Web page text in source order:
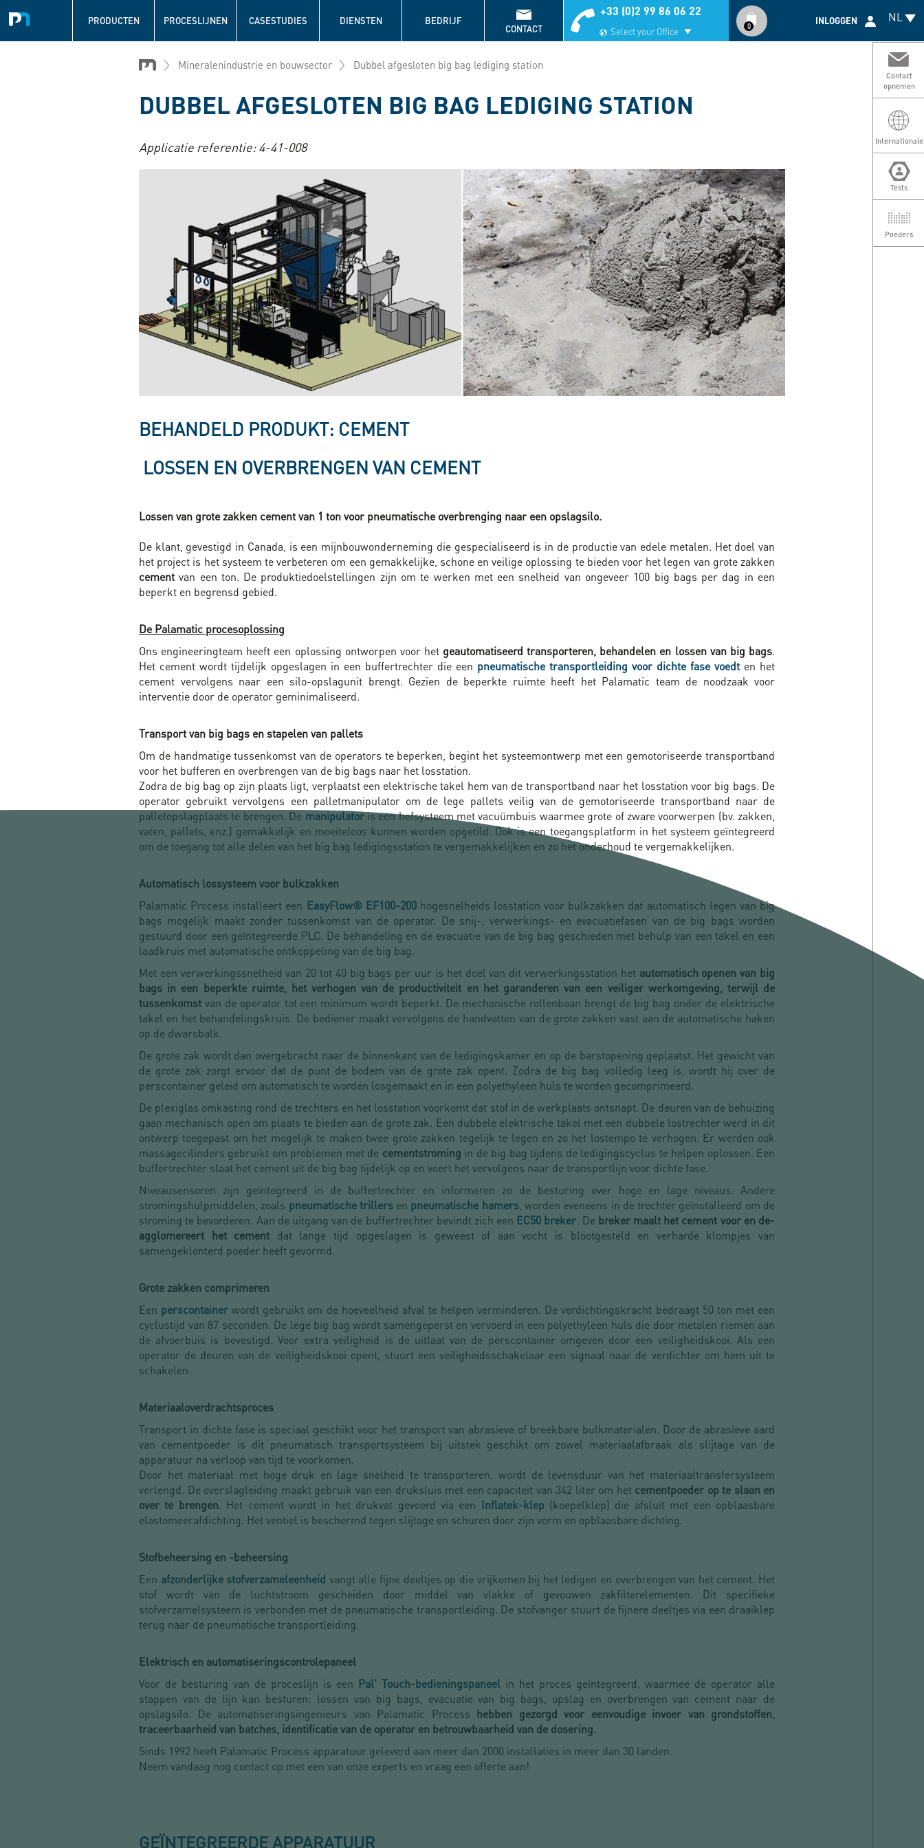
NL
principale
PRODUCTEN PROCESLIJNEN CASESTUDIES DIENSTEN BEDRIJF
CONTACT
+33 (0)2 99 86 06 22
Select your Office 0
utilisateur
INLOGGEN
Contact
opnemen
Internationale
Tests
Poeders
Mineralenindustrie en bouwsector Dubbel afgesloten big bag lediging station
DUBBEL AFGESLOTEN BIG BAG LEDIGING STATION
Applicatie referentie: 4-41-008
BEHANDELD PRODUKT: CEMENT
LOSSEN EN OVERBRENGEN VAN CEMENT
Lossen van grote zakken cement van 1 ton voor pneumatische overbrenging naar een opslagsilo.
De klant, gevestigd in Canada, is een mijnbouwonderneming die gespecialiseerd is in de productie van edele metalen. Het doel van
het project is het systeem te verbeteren om een gemakkelijke, schone en veilige oplossing te bieden voor het legen van grote zakken
cement van een ton. De produktiedoelstellingen zijn om te werken met een snelheid van ongeveer 100 big bags per dag in een
beperkt en begrensd gebied.
De Palamatic procesoplossing
Ons engineeringteam heeft een oplossing ontworpen voor het geautomatiseerd transporteren, behandelen en lossen van big bags.
Het cement wordt tijdelijk opgeslagen in een buffertrechter die een pneumatische transportleiding voor dichte fase voedten het
cement vervolgens naar een silo-opslagunit brengt. Gezien de beperkte ruimte heeft het Palamatic team de noodzaak voor
interventie door de operator geminimaliseerd.
Transport van big bags en stapelen van pallets
Om de handmatige tussenkomst van de operators te beperken, begint het systeemontwerp met een gemotoriseerde transportband
voor het bufferen en overbrengen van de big bags naar het losstation.
Zodra de big bag op zijn plaats ligt, verplaatst een elektrische takel hem van de transportband naar het losstation voor big bags. De
operator gebruikt vervolgens een palletmanipulator om de lege pallets veilig van de gemotoriseerde transportband naar de
palletopslagplaats te brengen. Demanipulatoris een hefsysteem met vacuümbuis waarmee grote of zware voorwerpen (bv. zakken,
vaten, pallets, enz.) gemakkelijk en moeiteloos kunnen worden opgetild. Ook is een toegangsplatform in het systeem geïntegreerd
om de toegang tot alle delen van het big bag ledigingsstation te vergemakkelijken en zo het onderhoud te vergemakkelijken.
Automatisch lossysteem voor bulkzakken
Palamatic Process installeert een EasyFlow® EF100-200hogesnelheids losstation voor bulkzakken dat automatisch legen van big
bags mogelijk maakt zonder tussenkomst van de operator. De snij-, verwerkings- en evacuatiefasen van de big bags worden
gestuurd door een geïntegreerde PLC. De behandeling en de evacuatie van de big bag geschieden met behulp van een takel en een
laadkruis met automatische ontkoppeling van de big bag.
Met een verwerkingssnelheid van 20 tot 40 big bags per uur is het doel van dit verwerkingsstation het automatisch openen van big
bags in een beperkte ruimte, het verhogen van de productiviteit en het garanderen van een veiliger werkomgeving, terwijl de
tussenkomst van de operator tot een minimum wordt beperkt. De mechanische rollenbaan brengt de big bag onder de elektrische
takel en het behandelingskruis. De bediener maakt vervolgens de handvatten van de grote zakken vast aan de automatische haken
op de dwarsbalk.
De grote zak wordt dan overgebracht naar de binnenkant van de ledigingskamer en op de barstopening geplaatst. Het gewicht van
de grote zak zorgt ervoor dat de punt de bodem van de grote zak opent. Zodra de big bag volledig leeg is, wordt hij over de
perscontainer geleid om automatisch te worden losgemaakt en in een polyethyleen huls te worden gecomprimeerd.
De plexiglas omkasting rond de trechters en het losstation voorkomt dat stof in de werkplaats ontsnapt. De deuren van de behuizing
gaan mechanisch open om plaats te bieden aan de grote zak. Een dubbele elektrische takel met een dubbele lostrechter werd in dit
ontwerp toegepast om het mogelijk te maken twee grote zakken tegelijk te legen en zo het lostempo te verhogen. Er werden ook
massagecilinders gebruikt om problemen met de cementstroming in de big bag tijdens de ledigingscyclus te helpen oplossen. Een
buffertrechter slaat het cement uit de big bag tijdelijk op en voert het vervolgens naar de transportlijn voor dichte fase.
Niveausensoren zijn geïntegreerd in de buffertrechter en informeren zo de besturing over hoge en lage niveaus. Andere
stromingshulpmiddelen, zoals pneumatische trillers en pneumatische hamers, worden eveneens in de trechter geïnstalleerd om de
stroming te bevorderen. Aan de uitgang van de buffertrechter bevindt zich een EC50 breker. De breker maalt het cement voor en de-
agglomereert het cement dat lange tijd opgeslagen is geweest of aan vocht is blootgesteld en verharde klompjes van
samengeklonterd poeder heeft gevormd.
Grote zakken comprimeren
Een perscontainer wordt gebruikt om de hoeveelheid afval te helpen verminderen. De verdichtingskracht bedraagt 50 ton met een
cyclustijd van 87 seconden. De lege big bag wordt samengeperst en vervoerd in een polyethyleen huls die door metalen riemen aan
de afvoerbuis is bevestigd. Voor extra veiligheid is de uitlaat van de perscontainer omgeven door een veiligheidskooi. Als een
operator de deuren van de veiligheidskooi opent, stuurt een veiligheidsschakelaar een signaal naar de verdichter om hem uit te
schakelen.
Materiaaloverdrachtsproces
Transport in dichte fase is speciaal geschikt voor het transport van abrasieve of breekbare bulkmaterialen. Door de abrasieve aard
van cementpoeder is dit pneumatisch transportsysteem bij uitstek geschikt om zowel materiaalafbraak als slijtage van de
apparatuur na verloop van tijd te voorkomen.
Door het materiaal met hoge druk en lage snelheid te transporteren, wordt de levensduur van het materiaaltransfersysteem
verlengd. De overslagleiding maakt gebruik van een druksluis met een capaciteit van 342 liter om het cementpoeder op te slaan en
over te brengen. Het cement wordt in het drukvat gevoerd via een Inflatek-klep (koepelklep) die afsluit met een opblaasbare
elastomeerafdichting. Het ventiel is beschermd tegen slijtage en schuren door zijn vorm en opblaasbare dichting.
Stofbeheersing en -beheersing
Een afzonderlijke stofverzameleenheid vangt alle fijne deeltjes op die vrijkomen bij het ledigen en overbrengen van het cement. Het
stof wordt van de luchtstroom gescheiden door middel van vlakke of gevouwen zakfilterelementen. Dit specifieke
stofverzamelsysteem is verbonden met de pneumatische transportleiding. De stofvanger stuurt de fijnere deeltjes via een draaiklep
terug naar de pneumatische transportleiding.
Elektrisch en automatiseringscontrolepaneel
Voor de besturing van de proceslijn is een Pal' Touch-bedieningspaneel in het proces geïntegreerd, waarmee de operator alle
stappen van de lijn kan besturen: lossen van big bags, evacuatie van big bags, opslag en overbrengen van cement naar de
opslagsilo. De automatiseringsingenieurs van Palamatic Process hebben gezorgd voor eenvoudige invoer van grondstoffen,
traceerbaarheid van batches, identificatie van de operator en betrouwbaarheid van de dosering.
Sinds 1992 heeft Palamatic Process apparatuur geleverd aan meer dan 2000 installaties in meer dan 30 landen.
Neem vandaag nog contact op met een van onze experts en vraag een offerte aan!
GEÏNTEGREERDE APPARATUUR